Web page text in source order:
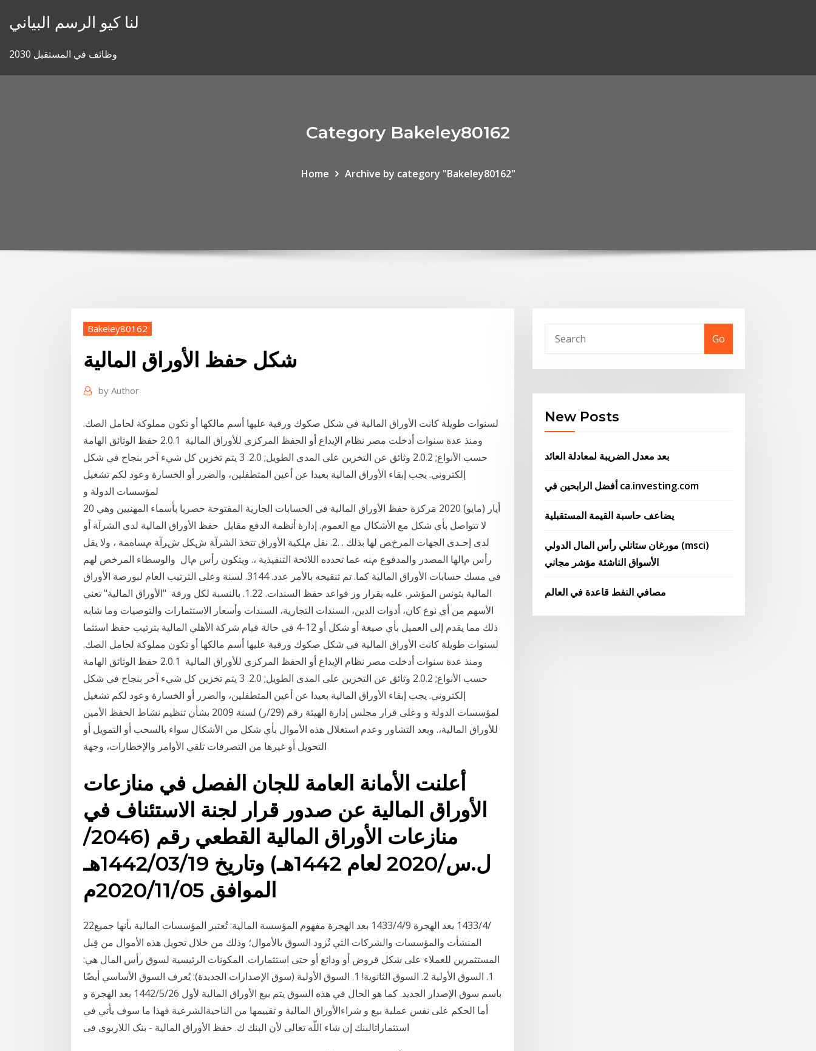
لنا كيو الرسم البياني
وظائف في المستقبل 2030
Category Bakeley80162
Home Archive by category "Bakeley80162"
Bakeley80162
شكل حفظ الأوراق المالية
by Author
لسنوات طويلة كانت الأوراق المالية في شكل صكوك ورقية عليها أسم مالكها أو تكون مملوكة لحامل الصك.
ومنذ عدة سنوات أدخلت مصر نظام الإيداع أو الحفظ المركزي للأوراق المالية 2.0.1 حفظ الوثائق الهامة
حسب الأنواع; 2.0.2 وثائق عن التخزين على المدى الطويل; 2.0. 3 يتم تخزين كل شيء آخر بنجاح في شكل
إلكتروني. يجب إبقاء الأوراق المالية بعيدا عن أعين المتطفلين، والضرر أو الخسارة وعود لكم تشغيل
لمؤسسات الدولة و
20 أيار (مايو) 2020 مَركزة حفظ الأوراق المالية في الحسابات الجارية المفتوحة حصريا بأسماء المهنيين وهي
لا تتواصل بأي شكل مع الأشكال مع العموم. إدارة أنظمة الدفع مقابل ﺣﻔﻆ اﻷوراق اﻟﻤﺎﻟﻴﺔ ﻟﺪى اﻟﺸﺮآﺔ أو
ﻟﺪى إﺣـﺪى اﻟﺠﻬﺎت اﻟﻤﺮﺥﺺ ﻟﻬﺎ ﺑﺬﻟﻚ . .2. ﻧﻘﻞ ﻡﻠﻜﻴﺔ اﻷوراق ﺗﺘﺨﺬ اﻟﺸﺮآﺔ ﺵﻜﻞ ﺵﺮآﺔ ﻡﺴﺎهﻤﺔ ، وﻻ ﻳﻘﻞ
رأس ﻡﺎﻟﻬﺎ اﻟﻤﺼﺪر واﻟﻤﺪﻓﻮع ﻡﻨﻪ ﻋﻤﺎ ﺗﺤﺪدﻩ اﻟﻼﺋﺤﺔ اﻟﺘﻨﻔﻴﺬﻳﺔ ،. وﻳﺘﻜﻮن رأس ﻡﺎل واﻟﻮﺳﻄﺎء اﻟﻤﺮﺧﺺ ﻟﻬﻢ
ﻓﻲ ﻣﺴﻚ ﺣﺴﺎﺑﺎت اﻷوراق اﻟﻤﺎﻟﻴﺔ ﻛﻤﺎ. ﺗﻢ ﺗﻨﻘﻴﺤﻪ ﺑﺎﻷﻣﺮ ﻋﺪد. 3144. ﻟﺴﻨﺔ وﻋﻠﻰ اﻟﺘﺮﺗﻴﺐ اﻟﻌﺎم ﻟﺒﻮرﺻﺔ اﻷوراق
اﻟﻤﺎﻟﻴﺔ ﺑﺘﻮﻧﺲ اﻟﻤﺆﺷﺮ. ﻋﻠﻴﻪ ﺑﻘﺮار وز ﻗﻮاﻋﺪ ﺣﻔﻆ اﻟﺴﻨﺪات. 1.22. ﺑﺎﻟﻨﺴﺒﺔ ﻟﻜﻞ ورﻗﺔ "الأوراق المالية" تعني
الأسهم من أي نوع كان، أدوات الدين، السندات التجارية، السندات وأسعار الاستثمارات والتوصيات وما شابه
ذلك مما يقدم إلى العميل بأي صيغة أو شكل أو 12-4 في حالة قيام شركة الأهلي المالية بترتيب حفظ استثما
لسنوات طويلة كانت الأوراق المالية في شكل صكوك ورقية عليها أسم مالكها أو تكون مملوكة لحامل الصك.
ومنذ عدة سنوات أدخلت مصر نظام الإيداع أو الحفظ المركزي للأوراق المالية 2.0.1 حفظ الوثائق الهامة
حسب الأنواع; 2.0.2 وثائق عن التخزين على المدى الطويل; 2.0. 3 يتم تخزين كل شيء آخر بنجاح في شكل
إلكتروني. يجب إبقاء الأوراق المالية بعيدا عن أعين المتطفلين، والضرر أو الخسارة وعود لكم تشغيل
لمؤسسات الدولة و ﻭﻋﻠﻰ ﻗﺮﺍﺭ ﻣﺠﻠﺲ ﺇﺩﺍﺭﺓ ﺍﻟﻬﻴﺌﺔ ﺭﻗﻢ (29/ﺭ) ﻟﺴﻨﺔ 2009 ﺑﺸﺄﻥ ﺗﻨﻈﻴﻢ ﻧﺸﺎﻁ ﺍﻟﺤﻔﻆ ﺍﻷﻣﻴﻦ
ﻟﻸﻭﺭﺍﻕ ﺍﻟﻤﺎﻟﻴﺔ،. ﻭﺑﻌﺪ ﺍﻟﺘﺸﺎﻭﺭ ﻭﻋﺪﻡ ﺍﺳﺘﻐﻼﻝ ﻫﺬﻩ ﺍﻷﻣﻮﺍﻝ ﺑﺄﻱ ﺷﻜﻞ ﻣﻦ ﺍﻷﺷﻜﺎﻝ ﺳﻮﺍﺀ ﺑﺎﻟﺴﺤﺐ ﺃﻭ ﺍﻟﺘﻤﻮﻳﻞ ﺃﻭ
ﺍﻟﺘﺤﻮﻳﻞ ﺃﻭ ﻏﻴﺮﻫﺎ ﻣﻦ ﺍﻟﺘﺼﺮﻓﺎﺕ ﺗﻠﻘﻲ ﺍﻷﻭﺍﻣﺮ ﻭﺍﻹﺧﻄﺎﺭﺍﺕ، ﻭﺟﻬﺔ
أعلنت الأمانة العامة للجان الفصل في منازعات
الأوراق المالية عن صدور قرار لجنة الاستئناف في
منازعات الأوراق المالية القطعي رقم (2046/
ل.س/2020 لعام 1442هـ) وتاريخ 1442/03/19هـ
الموافق 2020/11/05م
22‏‏/4‏‏/1433 بعد الهجرة 9‏‏/4‏‏/1433 بعد الهجرة مفهوم المؤسسة المالية: تُعتبر المؤسسات المالية بأنها جميع
المنشأت والمؤسسات والشركات التي تُزود السوق بالأموال؛ وذلك من خلال تحويل هذه الأموال من قِبل
المستثمرين للعملاء على شكل قروض أو ودائع أو حتى استثمارات. المكونات الرئيسية لسوق رأس المال هي:
1. السوق الأولية 2. السوق الثانوية! 1. السوق الأولية (سوق الإصدارات الجديدة): يُعرف السوق الأساسي أيضًا
باسم سوق الإصدار الجديد. كما هو الحال في هذه السوق يتم بيع الأوراق المالية لأول 26‏‏/5‏‏/1442 بعد الهجرة و
أما الحكم على نفس عملية بيع و شراءالأوراق المالية و تقييمها من الناحيةالشرعية فهذا ما سوف يأتي في
استثماراتالبنك إن شاء اللّه تعالى لأن البنك ك. حفظ الأوراق المالية - بنک اللاربوی فی
Go
New Posts
بعد معدل الضريبة لمعادلة العائد
أفضل الرابحين في ca.investing.com
يضاعف حاسبة القيمة المستقبلية
مورغان ستانلي رأس المال الدولي (msci)
الأسواق الناشئة مؤشر مجاني
مصافي النفط قاعدة في العالم